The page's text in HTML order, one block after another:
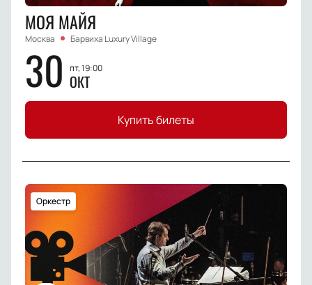
МОЯ МАЙЯ
Москва Барвиха Luxury Village
30 пт, 19:00
ОКТ
Купить билеты
Оркестр